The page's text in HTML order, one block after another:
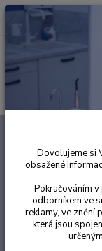
Email*
Heslo*
Zaslat
Dovolujeme si
obsažené
Pokračováním
odborníkem ve
reklamy, ve znění
která jsou